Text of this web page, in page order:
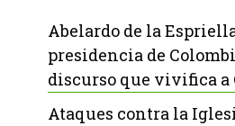
Abelardo de la
presidencia de
discurso que vivifica a
Ataques contra la